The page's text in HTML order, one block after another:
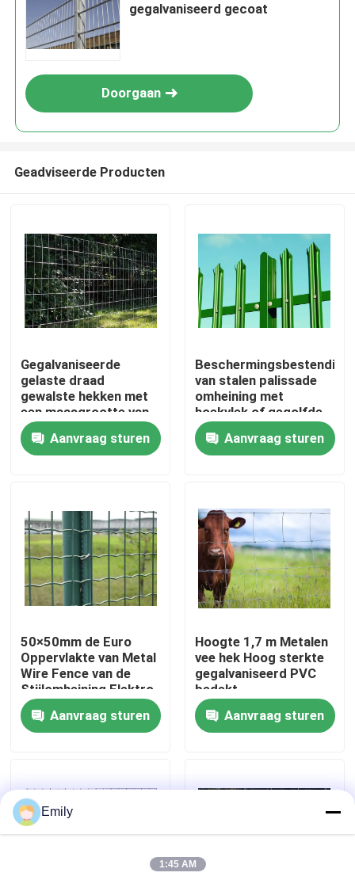
Huis
Over ons
Fabriekstocht
Neem contact met ons op
Nieuws
Het uitgebreide Netwerk van de Metaaldraad
Het geperforeerde Netwerk van de Metaaldraad
gegalvaniseerd gecoat
Doorgaan
Geadviseerde Producten
Gegalvaniseerde
gelaste draad
gewalste hekken met
een maasgrootte van
2-in x 4-in
Aanvraag sturen
van stalen palissade
omheining met
hoekvlek of gegolfde
vlek
Aanvraag sturen
50×50mm de Euro
Oppervlakte van Metal
Wire Fence van de
Stijlomheining Elektro
Gegalvaniseerde
Aanvraag sturen
Hoogte 1,7 m Metalen
vee hek Hoog sterkte
gegalvaniseerd PVC
bedekt
Aanvraag sturen
Emily
1:45 AM